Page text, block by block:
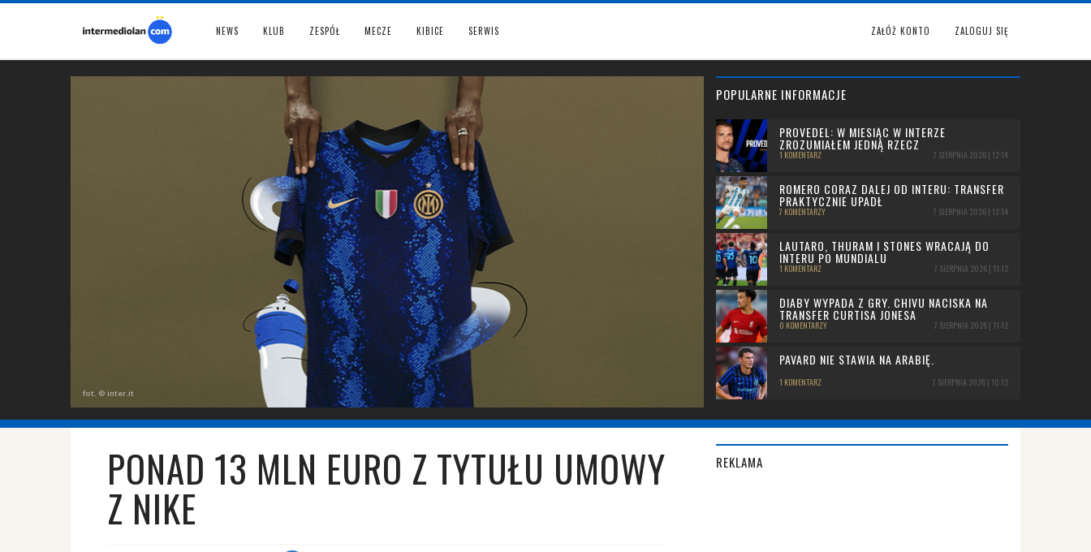
NEWS KLUB ZESPÓŁ MECZE KIBICE SERWIS ZAŁÓŻ KONTO ZALOGUJ SIĘ
fot. © inter.it
POPULARNE INFORMACJE
PROVEDEL: W MIESIĄC W INTERZE
ZROZUMIAŁEM JEDNĄ RZECZ
1 KOMENTARZ 7 SIERPNIA 2026 | 12:14
ROMERO CORAZ DALEJ OD INTERU: TRANSFER
PRAKTYCZNIE UPADŁ
7 KOMENTARZY 7 SIERPNIA 2026 | 12:14
LAUTARO, THURAM I STONES WRACAJĄ DO
INTERU PO MUNDIALU
1 KOMENTARZ 7 SIERPNIA 2026 | 11:12
DIABY WYPADA Z GRY. CHIVU NACISKA NA
TRANSFER CURTISA JONESA
0 KOMENTARZY 7 SIERPNIA 2026 | 11:12
PAVARD NIE STAWIA NA ARABIĘ.
1 KOMENTARZ 7 SIERPNIA 2026 | 10:12
PONAD 13 MLN EURO Z TYTUŁU UMOWY
Z NIKE
REKLAMA